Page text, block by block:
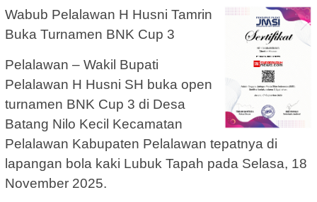
Wabub Pelalawan H Husni Tamrin
Buka Turnamen BNK Cup 3
Pelalawan – Wakil Bupati
Pelalawan H Husni SH buka open
turnamen BNK Cup 3 di Desa
Batang Nilo Kecil Kecamatan
Pelalawan Kabupaten Pelalawan tepatnya di
lapangan bola kaki Lubuk Tapah pada Selasa, 18
November 2025.